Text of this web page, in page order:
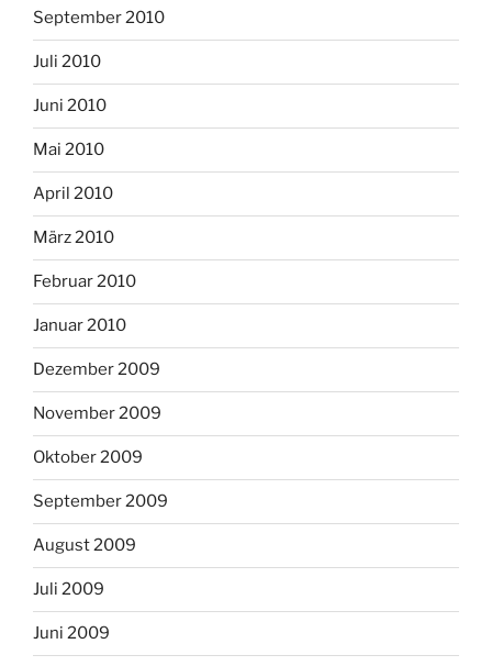
September 2010
Juli 2010
Juni 2010
Mai 2010
April 2010
März 2010
Februar 2010
Januar 2010
Dezember 2009
November 2009
Oktober 2009
September 2009
August 2009
Juli 2009
Juni 2009